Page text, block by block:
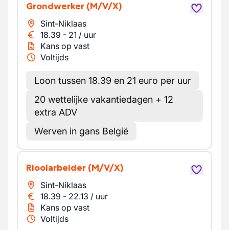
Grondwerker (M/V/X)
Sint-Niklaas
18.39 - 21 / uur
Kans op vast
Voltijds
Loon tussen 18.39 en 21 euro per uur
20 wettelijke vakantiedagen + 12
extra ADV
Werven in gans België
Rioolarbeider (M/V/X)
Sint-Niklaas
18.39 - 22.13 / uur
Kans op vast
Voltijds